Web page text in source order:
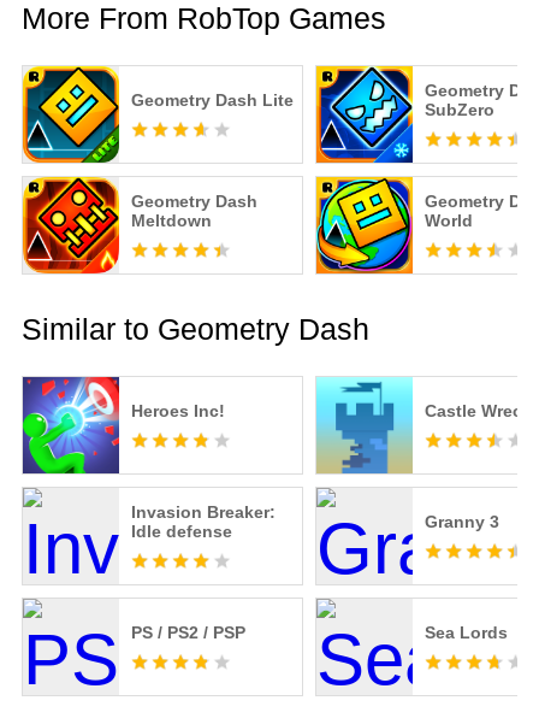
More From RobTop Games
Geometry Dash Lite
Geometry
SubZero
Geometry Dash
Meltdown
Geometry
World
Similar to Geometry Dash
Heroes Inc! Castle Wreck
Invasion Breaker:
Idle defense
Granny 3
PS / PS2 / PSP Sea Lords